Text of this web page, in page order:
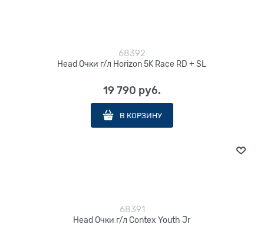
68392
Head Очки г/л Horizon 5K Race RD + SL
19 790 руб.
В КОРЗИНУ
68391
Head Очки г/л Contex Youth Jr